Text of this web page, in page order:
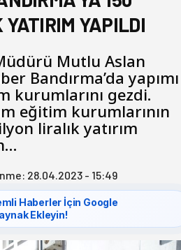
YAPILDI
Mutlu Aslan
Bandırma’da yapımı
kurumlarını gezdi.
eğitim kurumlarının
liralık yatırım
28.04.2023 - 15:49
Haberler İçin Google
Ekleyin!